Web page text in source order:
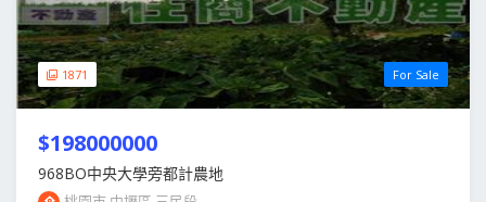
1871 For Sale
$198000000
968BO中央大學旁都計農地